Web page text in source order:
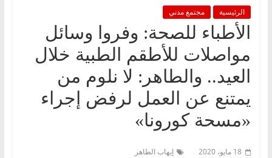
الرئيسية مجتمع مدني
الأطباء للصحة: وفروا وسائل
مواصلات للأطقم الطبية خلال
العيد.. والطاهر: لا نلوم من
يمتنع عن العمل لرفض إجراء
«مسحة كورونا»
18 مايو، 2020 إيهاب الطاهر